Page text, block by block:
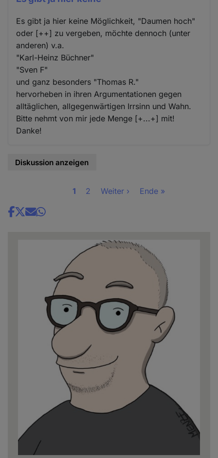
Es gibt ja hier keine Möglichkeit, "Daumen hoch"
oder [++] zu vergeben, möchte dennoch (unter
anderen) v.a.
"Karl-Heinz Büchner"
"Sven F"
und ganz besonders "Thomas R."
hervorheben in ihren Argumentationen gegen
alltäglichen, allgegenwärtigen Irrsinn und Wahn.
Bitte nehmt von mir jede Menge [+...+] mit!
Danke!
Diskussion anzeigen
Seite
1 Seite
2
Nächste
Weiter ›
Letzte
Ende »
Share